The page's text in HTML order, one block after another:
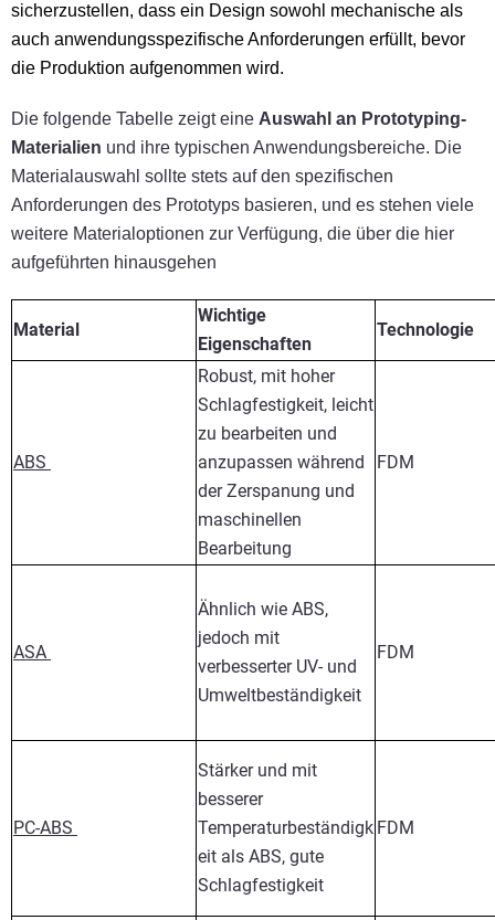
sicherzustellen, dass ein Design sowohl mechanische als
auch anwendungsspezifische Anforderungen erfüllt, bevor
die Produktion aufgenommen wird.
Die folgende Tabelle zeigt eine Auswahl an Prototyping-
Materialien und ihre typischen Anwendungsbereiche. Die
Materialauswahl sollte stets auf den spezifischen
Anforderungen des Prototyps basieren, und es stehen viele
weitere Materialoptionen zur Verfügung, die über die hier
aufgeführten hinausgehen
Material
Wichtige
Eigenschaften
Technologie
ABS
Robust, mit hoher
Schlagfestigkeit, leicht
zu bearbeiten und
anzupassen während
der Zerspanung und
maschinellen
Bearbeitung
FDM
ASA
Ähnlich wie ABS,
jedoch mit
verbesserter UV- und
Umweltbeständigkeit
FDM
PC-ABS
Stärker und mit
besserer
Temperaturbeständigk
eit als ABS, gute
Schlagfestigkeit
FDM